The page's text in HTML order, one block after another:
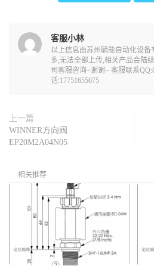
客服小林
以上信息由苏州毓能自动化设
多,无法全部上传,相关产品会陆
司客服咨询~谢谢~ 客服联系
话:17751655075
上一篇
WINNER方向阀
EP20M2A04N05
相关推荐